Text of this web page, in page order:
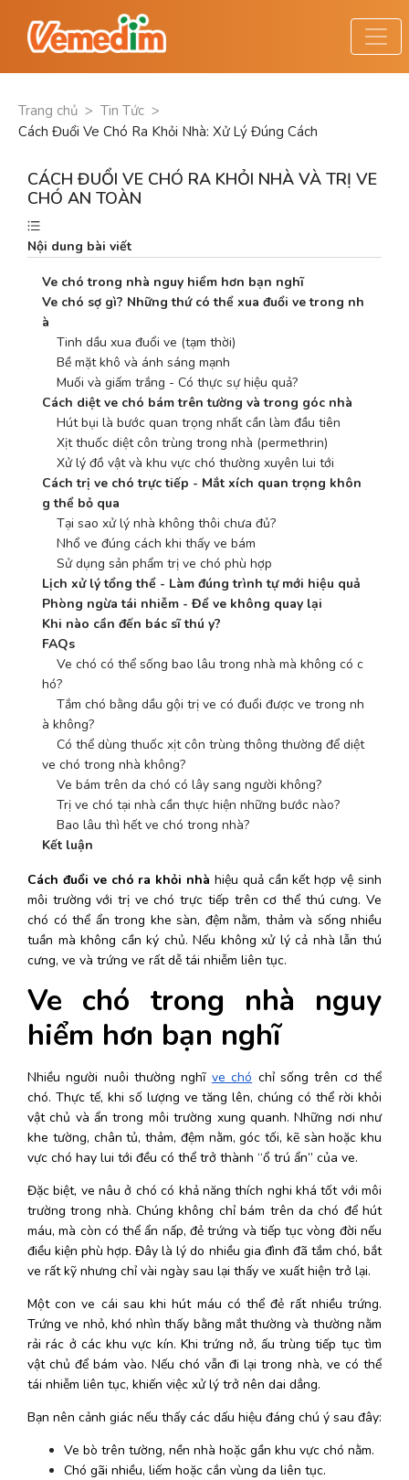
Trang chủ > Tin Tức >
Cách Đuổi Ve Chó Ra Khỏi Nhà: Xử Lý Đúng Cách
CÁCH ĐUỔI VE CHÓ RA KHỎI NHÀ VÀ TRỊ VE
CHÓ AN TOÀN
Nội dung bài viết
Ve chó trong nhà nguy hiểm hơn bạn nghĩ
Ve chó sợ gì? Những thứ có thể xua đuổi ve trong nh
à
Tinh dầu xua đuổi ve (tạm thời)
Bề mặt khô và ánh sáng mạnh
Muối và giấm trắng - Có thực sự hiệu quả?
Cách diệt ve chó bám trên tường và trong góc nhà
Hút bụi là bước quan trọng nhất cần làm đầu tiên
Xịt thuốc diệt côn trùng trong nhà (permethrin)
Xử lý đồ vật và khu vực chó thường xuyên lui tới
Cách trị ve chó trực tiếp - Mắt xích quan trọng khôn
g thể bỏ qua
Tại sao xử lý nhà không thôi chưa đủ?
Nhổ ve đúng cách khi thấy ve bám
Sử dụng sản phẩm trị ve chó phù hợp
Lịch xử lý tổng thể - Làm đúng trình tự mới hiệu quả
Phòng ngừa tái nhiễm - Để ve không quay lại
Khi nào cần đến bác sĩ thú y?
FAQs
Ve chó có thể sống bao lâu trong nhà mà không có c
hó?
Tắm chó bằng dầu gội trị ve có đuổi được ve trong nh
à không?
Có thể dùng thuốc xịt côn trùng thông thường để diệt
ve chó trong nhà không?
Ve bám trên da chó có lây sang người không?
Trị ve chó tại nhà cần thực hiện những bước nào?
Bao lâu thì hết ve chó trong nhà?
Kết luận
Cách đuổi ve chó ra khỏi nhà hiệu quả cần kết hợp vệ sinh
môi trường với trị ve chó trực tiếp trên cơ thể thú cưng. Ve
chó có thể ẩn trong khe sàn, đệm nằm, thảm và sống nhiều
tuần mà không cần ký chủ. Nếu không xử lý cả nhà lẫn thú
cưng, ve và trứng ve rất dễ tái nhiễm liên tục.
Ve chó trong nhà nguy
hiểm hơn bạn nghĩ
Nhiều người nuôi thường nghĩ ve chó chỉ sống trên cơ thể
chó. Thực tế, khi số lượng ve tăng lên, chúng có thể rời khỏi
vật chủ và ẩn trong môi trường xung quanh. Những nơi như
khe tường, chân tủ, thảm, đệm nằm, góc tối, kẽ sàn hoặc khu
vực chó hay lui tới đều có thể trở thành “ổ trú ẩn” của ve.
Đặc biệt, ve nâu ở chó có khả năng thích nghi khá tốt với môi
trường trong nhà. Chúng không chỉ bám trên da chó để hút
máu, mà còn có thể ẩn nấp, đẻ trứng và tiếp tục vòng đời nếu
điều kiện phù hợp. Đây là lý do nhiều gia đình đã tắm chó, bắt
ve rất kỹ nhưng chỉ vài ngày sau lại thấy ve xuất hiện trở lại.
Một con ve cái sau khi hút máu có thể đẻ rất nhiều trứng.
Trứng ve nhỏ, khó nhìn thấy bằng mắt thường và thường nằm
rải rác ở các khu vực kín. Khi trứng nở, ấu trùng tiếp tục tìm
vật chủ để bám vào. Nếu chó vẫn đi lại trong nhà, ve có thể
tái nhiễm liên tục, khiến việc xử lý trở nên dai dẳng.
Bạn nên cảnh giác nếu thấy các dấu hiệu đáng chú ý sau đây:
Ve bò trên tường, nền nhà hoặc gần khu vực chó nằm.
Chó gãi nhiều, liếm hoặc cắn vùng da liên tục.